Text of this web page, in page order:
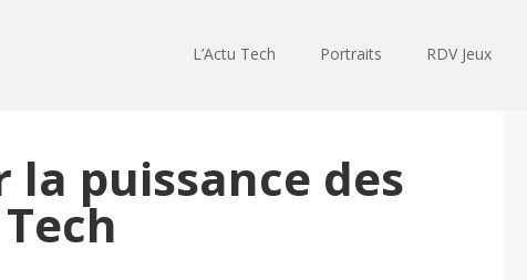
L’Actu Tech Portraits RDV Jeux
la puissance des